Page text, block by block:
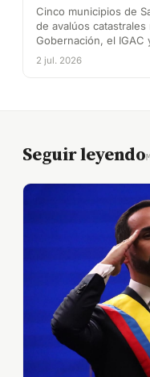
Cinco municipios de
de avalúos
Gobernación, el IGAC
2 jul. 2026
Seguir leyendo